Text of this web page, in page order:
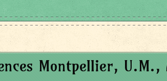
Montpellier,